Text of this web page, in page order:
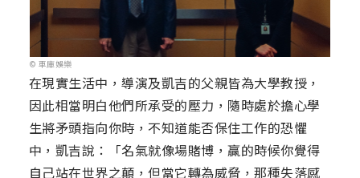
© 車庫娛樂
在現實生活中，導演及凱吉的父親皆為大學教授，
因此相當明白他們所承受的壓力，隨時處於擔心學
生將矛頭指向你時，不知道能否保住工作的恐懼
中，凱吉說：「名氣就像場賭博，贏的時候你覺得
自己站在世界之顛，但當它轉為威脅，那種失落感